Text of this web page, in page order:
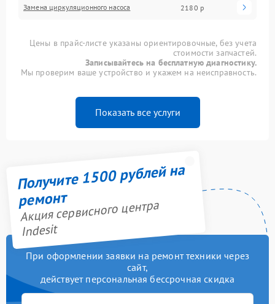
Замена циркуляционного насоса 2180 р
Цены в прайс-листе указаны ориентировочные, без учета
стоимости запчастей.
Записывайтесь на бесплатную диагностику.
Мы проверим ваше устройство и укажем на неисправность.
Показать все услуги
Получите 1500 рублей на
ремонт
Акция сервисного центра
Indesit
При оформлении заявки на ремонт техники через
сайт,
действует персональная бессрочная скидка